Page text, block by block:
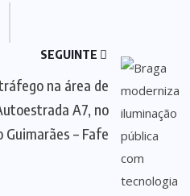
SEGUINTE
na área de
A7, no
Guimarães – Fafe